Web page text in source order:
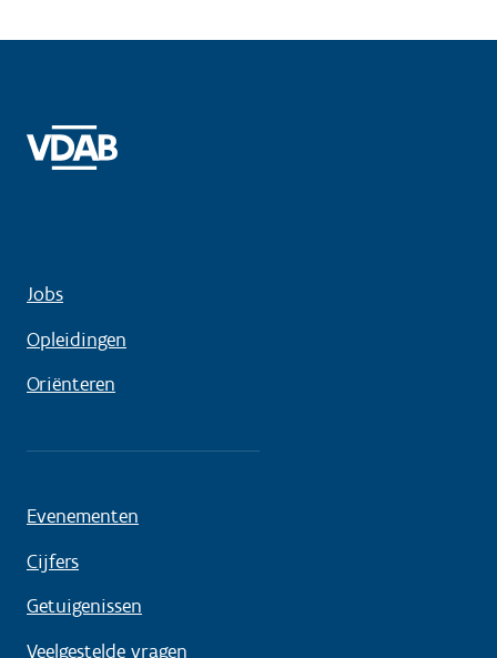
Jobs
Opleidingen
Oriënteren
Evenementen
Cijfers
Getuigenissen
Veelgestelde vragen